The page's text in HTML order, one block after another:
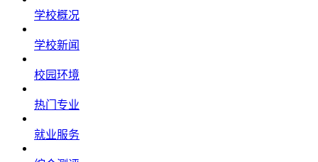
学校概况
学校新闻
校园环境
热门专业
就业服务